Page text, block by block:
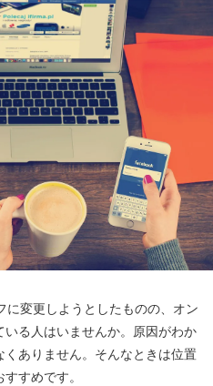
に変更しようとしたものの、オン
る人はいませんか。原因がわか
ありません。そんなときは位置
すめです。